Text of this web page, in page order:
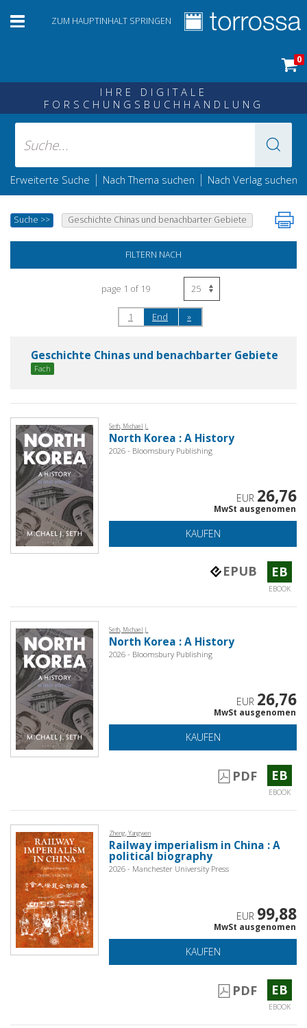
ZUM HAUPTINHALT SPRINGEN
0
IHRE DIGITALE
FORSCHUNGSBUCHHANDLUNG
Erweiterte Suche | Nach Thema suchen | Nach Verlag suchen
Suche >> Geschichte Chinas und benachbarter Gebiete
FILTERN NACH
page 1 of 19
1 End »
Geschichte Chinas und benachbarter Gebiete
Fach
Seth, Michael J.
North Korea : A History
2026 - Bloomsbury Publishing
EUR 26,76
MwSt ausgenomen
KAUFEN
EPUB EB
EBOOK
Seth, Michael J.
North Korea : A History
2026 - Bloomsbury Publishing
EUR 26,76
MwSt ausgenomen
KAUFEN
PDF EB
EBOOK
Zheng, Yangwen
Railway imperialism in China : A
political biography
2026 - Manchester University Press
EUR 99,88
MwSt ausgenomen
KAUFEN
PDF EB
EBOOK